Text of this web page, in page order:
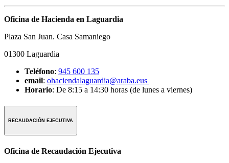
Oficina de Hacienda en Laguardia
Plaza San Juan. Casa Samaniego
01300 Laguardia
Teléfono: 945 600 135
email: ohaciendalaguardia@araba.eus
Horario: De 8:15 a 14:30 horas (de lunes a viernes)
RECAUDACIÓN EJECUTIVA
Oficina de Recaudación Ejecutiva